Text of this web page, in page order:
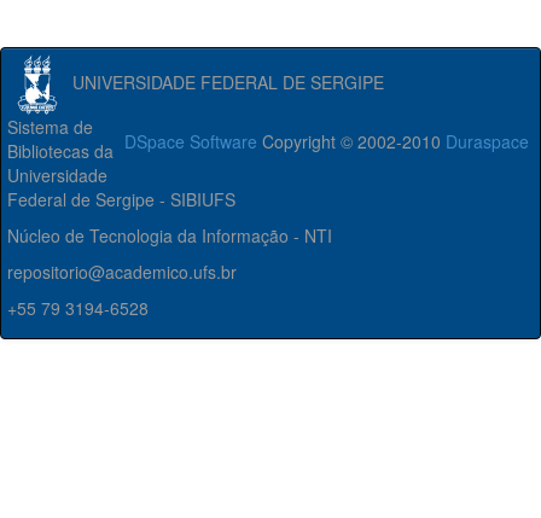
UNIVERSIDADE FEDERAL DE SERGIPE
DSpace Software Copyright © 2002-2010 Duraspace
Sistema de
Bibliotecas da
Universidade
Federal de Sergipe - SIBIUFS
Núcleo de Tecnologia da Informação - NTI
repositorio@academico.ufs.br
+55 79 3194-6528